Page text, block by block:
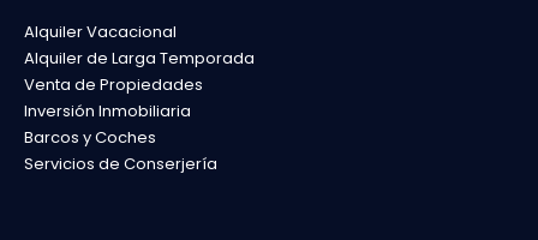
Alquiler Vacacional
Alquiler de Larga Temporada
Venta de Propiedades
Inversión Inmobiliaria
Barcos y Coches
Servicios de Conserjería